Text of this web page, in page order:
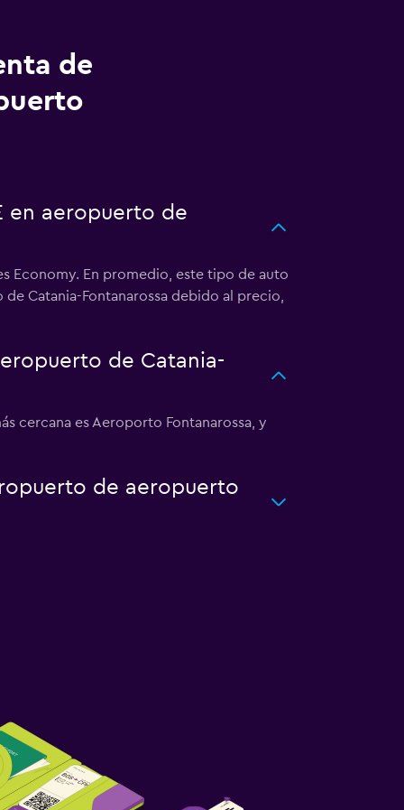
de
en aeropuerto de
Economy. En promedio, este tipo de auto
Catania-Fontanarossa debido al precio,
de Catania-
cercana es Aeroporto Fontanarossa, y
de aeropuerto